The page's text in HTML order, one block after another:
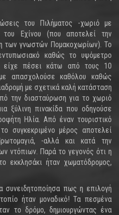
του Πιλήματος -χωριό με
του Εχίνου (που αποτελεί την
των γνωστών Πομακοχωρίων). Το
καθώς το υψόμετρο
είχε πέσει κάτω από τους 10
απασχολούσε καθόλου καθώς
με σχετικά καλή κατάσταση
την διασταύρωση για το χωριό
ξύλινη πινακίδα που οδηγούσε
Ηλία. Από έναν τουριστικό
συγκεκριμένο μέρος αποτελεί
-αλλά και κατά την
ντόπιων. Παρά το γεγονός ότι η
εκκλησάκι ήταν χωματόδρομος,
πως η επιλογή
ήταν μοναδικό! Τα πεσμένα
το δρόμο, δημιουργώντας ένα